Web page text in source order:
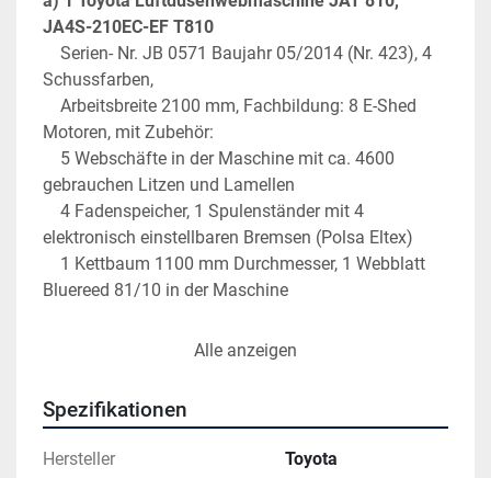
JA4S-210EC-EF T810
Serien- Nr. JB 0571 Baujahr 05/2014 (Nr. 423), 4
Schussfarben,
Arbeitsbreite 2100 mm, Fachbildung: 8 E-Shed
Motoren, mit Zubehör:
5 Webschäfte in der Maschine mit ca. 4600
gebrauchen Litzen und Lamellen
4 Fadenspeicher, 1 Spulenständer mit 4
elektronisch einstellbaren Bremsen (Polsa Eltex)
1 Kettbaum 1100 mm Durchmesser, 1 Webblatt
Bluereed 81/10 in der Maschine
b) 1 Toyota Luftdüsenwebmaschine JAT 710,
Schussfarben,
Arbeitsbreite 2100 mm, Fachbildung: 8 E-Shed
Alle anzeigen
Spezifikationen
Hersteller Toyota